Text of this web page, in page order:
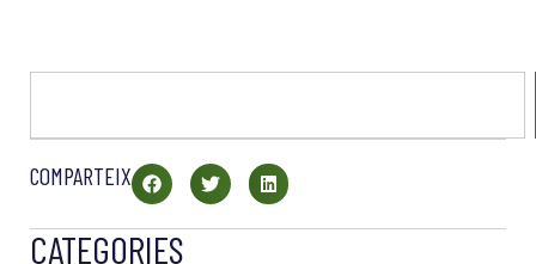
COMPARTEIX
CATEGORIES